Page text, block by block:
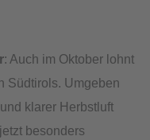
: Auch im Oktober lohnt
Südtirols. Umgeben
klarer Herbstluft
besonders